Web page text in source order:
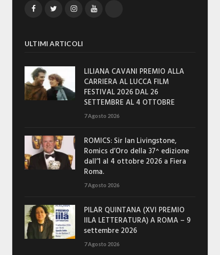
FacebookTwitterInstagramYouTube
ULTIMI ARTICOLI
LILIANA CAVANI PREMIO ALLA
CARRIERA AL LUCCA FILM
FESTIVAL 2026 DAL 26
SETTEMBRE AL 4 OTTOBRE
7 Agosto 2026
ROMICS: Sir Ian Livingstone,
Romics d’Oro della 37^ edizione
dall’1 al 4 ottobre 2026 a Fiera
Roma.
7 Agosto 2026
PILAR QUINTANA (XVI PREMIO
IILA LETTERATURA) A ROMA – 9
settembre 2026
7 Agosto 2026